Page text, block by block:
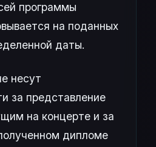
программы
на поданных
даты.
несут
за представление
на концерте и за
дипломе